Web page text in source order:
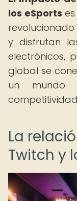
los eSports
y disfrutan
electrónicos,
global se
un mundo
La
Twitch y